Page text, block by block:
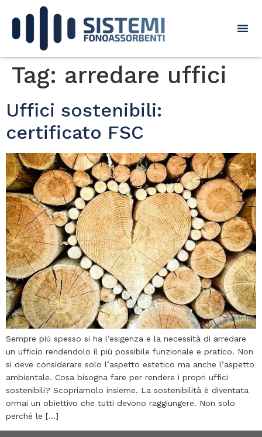
Tag: arredare uffici
Uffici sostenibili:
certificato FSC
Sempre più spesso si ha l’esigenza e la necessità di arredare
un ufficio rendendolo il più possibile funzionale e pratico. Non
si deve considerare solo l’aspetto estetico ma anche l’aspetto
ambientale. Cosa bisogna fare per rendere i propri uffici
sostenibili? Scopriamolo insieme. La sostenibilità è diventata
ormai un obiettivo che tutti devono raggiungere. Non solo
perché le […]